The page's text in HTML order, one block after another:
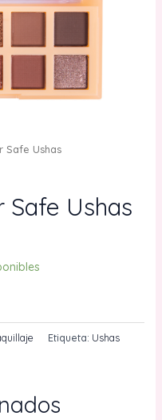
Safe Ushas
Safe Ushas
Etiqueta: Ushas